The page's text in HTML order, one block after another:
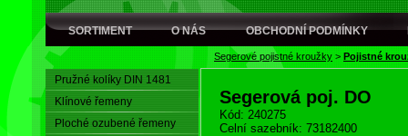
SORTIMENT O NÁS OBCHODNÍ PODMÍNKY
Segerové pojistné kroužky > Pojistné
Pružné kolíky DIN 1481
Klínové řemeny
Ploché ozubené řemeny
Segerová poj. DO
Kód: 240275
Celní sazebník: 73182400